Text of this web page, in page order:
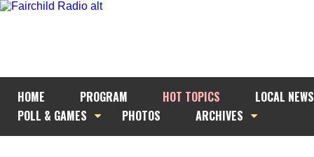
HOME PROGRAM HOT TOPICS
LOCAL NEWS
POLL & GAMES
PHOTOS ARCHIVES